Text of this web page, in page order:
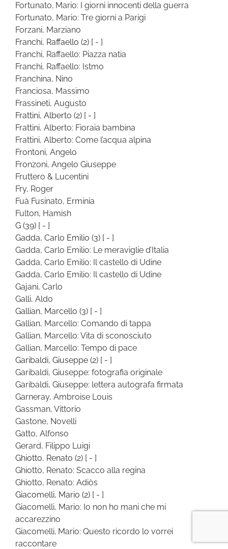
Fortunato, Mario: I giorni innocenti della guerra
Fortunato, Mario: Tre giorni a Parigi
Forzani, Marziano
Franchi, Raffaello (2) [ - ]
Franchi, Raffaello: Piazza natia
Franchi, Raffaello: Istmo
Franchina, Nino
Franciosa, Massimo
Frassineti, Augusto
Frattini, Alberto (2) [ - ]
Frattini, Alberto: Fioraia bambina
Frattini, Alberto: Come l’acqua alpina
Frontoni, Angelo
Fronzoni, Angelo Giuseppe
Fruttero & Lucentini
Fry, Roger
Fuà Fusinato, Erminia
Fulton, Hamish
G (39) [ - ]
Gadda, Carlo Emilio (3) [ - ]
Gadda, Carlo Emilio: Le meraviglie d’Italia
Gadda, Carlo Emilio: Il castello di Udine
Gadda, Carlo Emilio: Il castello di Udine
Gajani, Carlo
Galli, Aldo
Gallian, Marcello (3) [ - ]
Gallian, Marcello: Comando di tappa
Gallian, Marcello: Vita di sconosciuto
Gallian, Marcello: Tempo di pace
Garibaldi, Giuseppe (2) [ - ]
Garibaldi, Giuseppe: fotografia originale
Garibaldi, Giuseppe: lettera autografa firmata
Garneray, Ambroise Louis
Gassman, Vittorio
Gastone, Novelli
Gatto, Alfonso
Gerard, Filippo Luigi
Ghiotto, Renato (2) [ - ]
Ghiotto, Renato: Scacco alla regina
Ghiotto, Renato: Adiòs
Giacomelli, Mario (2) [ - ]
Giacomelli, Mario: Io non ho mani che mi
accarezzino
Giacomelli, Mario: Questo ricordo lo vorrei
raccontare